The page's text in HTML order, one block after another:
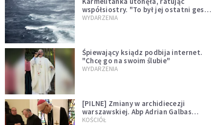
współsiostry. "To był jej ostatni gest
miłości"
WYDARZENIA
Śpiewający ksiądz podbija internet.
"Chcę go na swoim ślubie"
WYDARZENIA
[PILNE] Zmiany w archidiecezji
warszawskiej. Abp Adrian Galbas
wręczył dekrety nowym proboszczom
KOŚCIÓŁ